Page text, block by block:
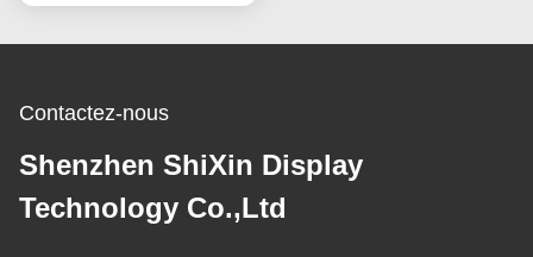
Contactez-nous
Shenzhen ShiXin Display
Technology Co.,Ltd